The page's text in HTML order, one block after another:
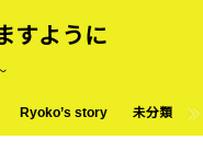
すように
Ryoko’s story 未分類